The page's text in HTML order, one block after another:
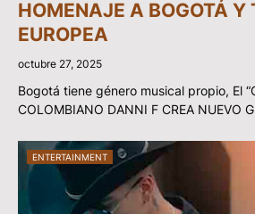
HOMENAJE A BOGOTÁ Y
EUROPEA
octubre 27, 2025
Bogotá tiene género musical propio, El
COLOMBIANO DANNI F CREA NUEVO
ENTERTAINMENT